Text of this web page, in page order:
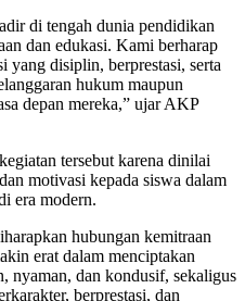
di tengah dunia pendidikan
dan edukasi. Kami berharap
yang disiplin, berprestasi, serta
hukum maupun
depan mereka,” ujar AKP
tersebut karena dinilai
motivasi kepada siswa dalam
era modern.
hubungan kemitraan
erat dalam menciptakan
nyaman, dan kondusif, sekaligus
berprestasi, dan